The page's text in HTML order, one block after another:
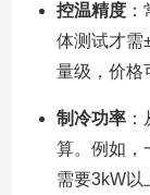
控温精度：
体测试才
量级，价格
制冷功率：
算。例如，
需要3kW以